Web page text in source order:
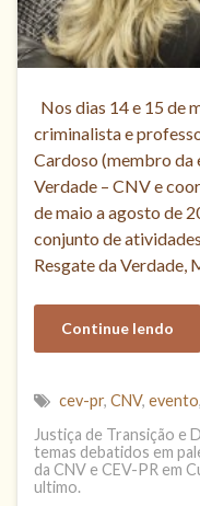
Nos dias 14 e 15 de
criminalista e
Cardoso (membro da
Verdade – CNV e
de maio a agosto de
conjunto de
Resgate da Verdade,
Continue lendo
cev-pr, CNV, evento,
Justiça de Transição e
temas debatidos em
da CNV e CEV-PR em
ultimo.